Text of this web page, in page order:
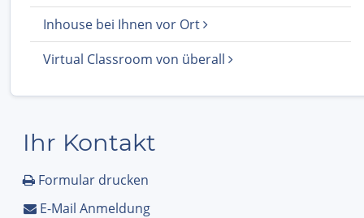
Inhouse bei Ihnen vor Ort
Virtual Classroom von überall
Ihr Kontakt
Formular drucken
E-Mail Anmeldung